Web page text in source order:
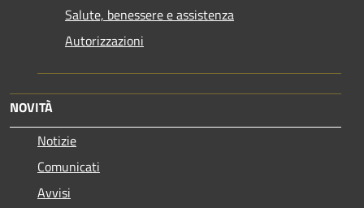
Salute, benessere e assistenza
Autorizzazioni
NOVITÀ
Notizie
Comunicati
Avvisi